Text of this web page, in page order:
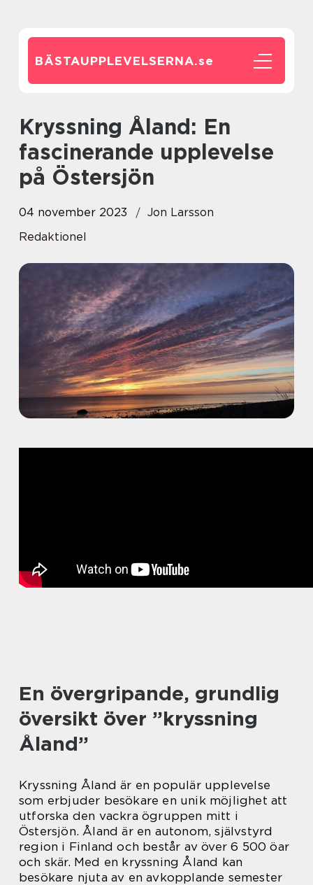
BÄSTAUPPLEVELSERNA.se
Kryssning Åland: En
fascinerande upplevelse
på Östersjön
04 november 2023
Jon Larsson
Redaktionel
En övergripande, grundlig
översikt över ”kryssning
Åland”
Kryssning Åland är en populär upplevelse
som erbjuder besökare en unik möjlighet att
utforska den vackra ögruppen mitt i
Östersjön. Åland är en autonom, självstyrd
region i Finland och består av över 6 500 öar
och skär. Med en kryssning Åland kan
besökare njuta av en avkopplande semester